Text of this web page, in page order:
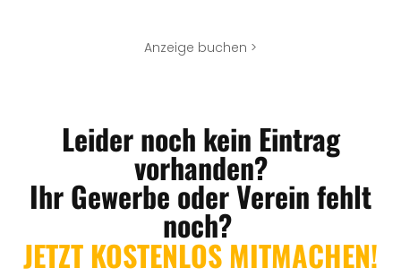
Anzeige buchen >
Leider noch kein Eintrag
vorhanden?
Ihr Gewerbe oder Verein fehlt
noch?
JETZT KOSTENLOS MITMACHEN!